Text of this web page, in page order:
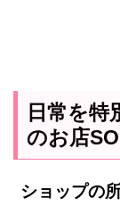
日常を特
のお店
ショップの